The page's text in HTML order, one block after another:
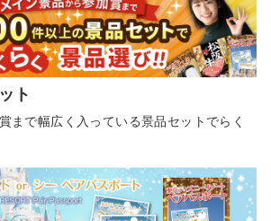
ト
まで幅広く入っている景品セットでらく